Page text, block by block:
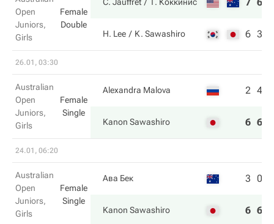
Open
Juniors,
Girls
Female
Double
H. Lee K. Sawashiro 6 3
26.01, 03:30
Australian
Open
Juniors,
Girls
Female
Single
Alexandra Malova 2 4
Kanon Sawashiro 6 6
24.01, 06:20
Australian
Open
Juniors,
Girls
Female
Single
Ава Бек 3 0
Kanon Sawashiro 6 6